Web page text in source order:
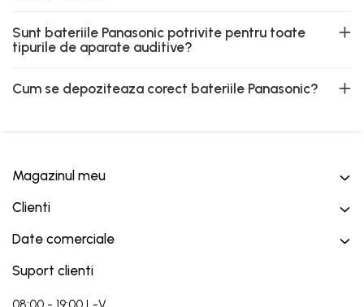
Sunt bateriile Panasonic potrivite pentru toate
tipurile de aparate auditive?
Cum se depoziteaza corect bateriile Panasonic?
Magazinul meu
Clienti
Date comerciale
Suport clienti